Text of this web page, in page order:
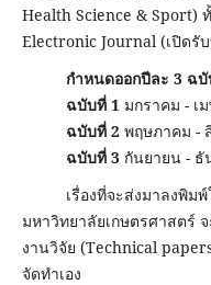
Health Science & Sport)
Electronic Journal (เปิดรั
กําหนดออกปีละ 3 ฉ
ฉบับที่ 1 มกราคม - เ
ฉบับที่ 2พฤษภาคม -
ฉบับที่ 3กันยายน - ธั
เรื่องที่จะส่งมาลงพิมพ์ใ
มหาวิทยาลัยเกษตรศาสตร์
งานวิจัย (Technical
จัดทําเอง